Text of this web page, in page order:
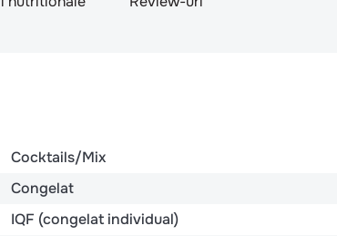
Cocktails/Mix
Congelat
IQF (congelat individual)